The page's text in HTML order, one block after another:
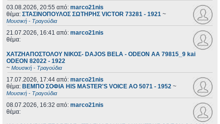
03.08.2026, 20:55 από: marco21nis
θέμα: ΣΤΑΣΙΝΟΠΟΥΛΟΣ ΣΩΤΗΡΗΣ VICTOR 73281 - 1921 ~
Μουσική - Τραγούδια
21.07.2026, 16:41 από: marco21nis
θέμα:
ΧΑΤΖΗΑΠΟΣΤΟΛΟΥ ΝΙΚΟΣ- DAJOS BELA - ODEON AA 79815_9 kai
ODEON 82022 - 1922
~ Μουσική - Τραγούδια
17.07.2026, 17:44 από: marco21nis
θέμα: ΒΕΜΠΟ ΣΟΦΙΑ HIS MASTER'S VOICE AO 5071 - 1952 ~
Μουσική - Τραγούδια
08.07.2026, 16:32 από: marco21nis
θέμα: